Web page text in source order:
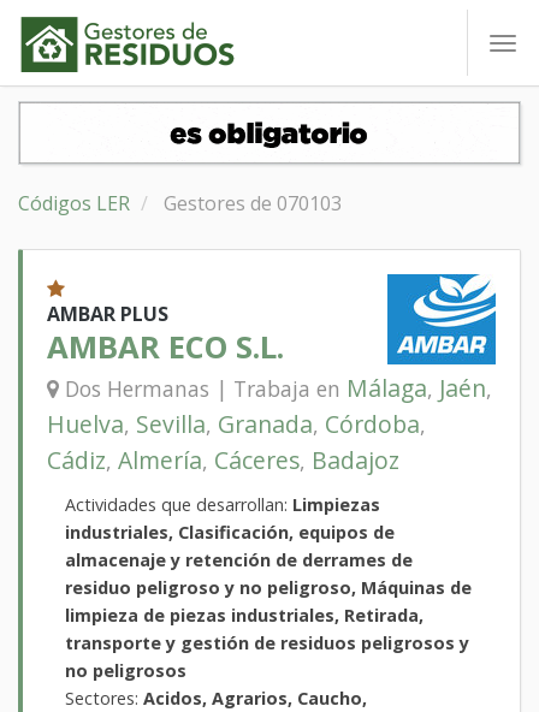
Códigos LER Gestores de 070103
AMBAR PLUS
AMBAR ECO S.L.
Dos Hermanas | Trabaja en Málaga, Jaén,
Huelva, Sevilla, Granada, Córdoba,
Cádiz, Almería, Cáceres, Badajoz
Actividades que desarrollan: Limpiezas
industriales, Clasificación, equipos de
almacenaje y retención de derrames de
residuo peligroso y no peligroso, Máquinas de
limpieza de piezas industriales, Retirada,
transporte y gestión de residuos peligrosos y
no peligrosos
Sectores: Acidos, Agrarios, Caucho,